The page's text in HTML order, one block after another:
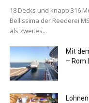
18 Decks und knapp 316
Bellissima der Reederei
als zweites...
Mit
– Rom